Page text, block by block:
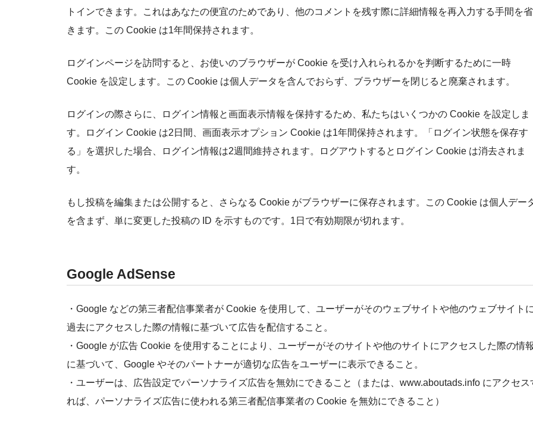
トインできます。これはあなたの便宜のためであり、他のコメントを残す際に詳細情報を再入力する手間を省
きます。この Cookie は1年間保持されます。
ログインページを訪問すると、お使いのブラウザーが Cookie を受け入れられるかを判断するために一時
Cookie を設定します。この Cookie は個人データを含んでおらず、ブラウザーを閉じると廃棄されます。
ログインの際さらに、ログイン情報と画面表示情報を保持するため、私たちはいくつかの Cookie を設定しま
す。ログイン Cookie は2日間、画面表示オプション Cookie は1年間保持されます。「ログイン状態を保存す
る」を選択した場合、ログイン情報は2週間維持されます。ログアウトするとログイン Cookie は消去されま
す。
もし投稿を編集または公開すると、さらなる Cookie がブラウザーに保存されます。この Cookie は個人デー
を含まず、単に変更した投稿の ID を示すものです。1日で有効期限が切れます。
Google AdSense
・Google などの第三者配信事業者が Cookie を使用して、ユーザーがそのウェブサイトや他のウェブサイト
過去にアクセスした際の情報に基づいて広告を配信すること。
・Google が広告 Cookie を使用することにより、ユーザーがそのサイトや他のサイトにアクセスした際の情
に基づいて、Google やそのパートナーが適切な広告をユーザーに表示できること。
・ユーザーは、広告設定でパーソナライズ広告を無効にできること（または、www.aboutads.info にアクセス
れば、パーソナライズ広告に使われる第三者配信事業者の Cookie を無効にできること）